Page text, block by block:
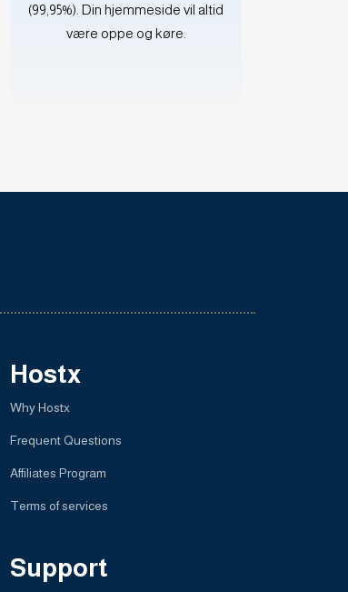
(99,95%). Din hjemmeside vil altid
være oppe og køre.
Hostx
Why Hostx
Frequent Questions
Affiliates Program
Terms of services
Support